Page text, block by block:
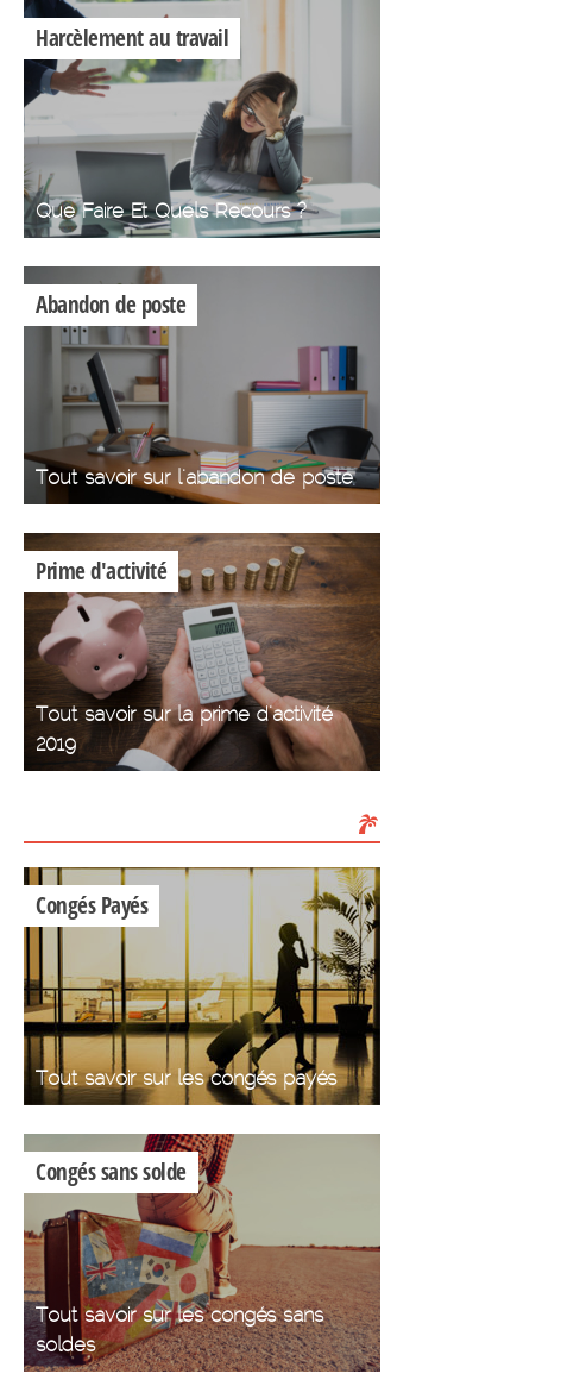
Harcèlement au travail
Que Faire Et Quels Recours ?
Abandon de poste
Tout savoir sur l'abandon de poste
Prime d'activité
Tout savoir sur la prime d'activité
2019
Congés Payés
Tout savoir sur les congés payés
Congés sans solde
Tout savoir sur les congés sans
soldes